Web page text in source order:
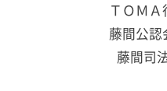
ＴＯＭ
藤間公認
藤間司